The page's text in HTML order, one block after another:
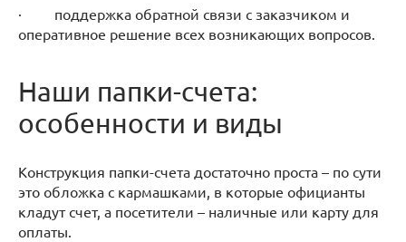
· поддержка обратной связи с заказчиком и
оперативное решение всех возникающих вопросов.
Наши папки-счета:
особенности и виды
Конструкция папки-счета достаточно проста – по сути
это обложка с кармашками, в которые официанты
кладут счет, а посетители – наличные или карту для
оплаты.